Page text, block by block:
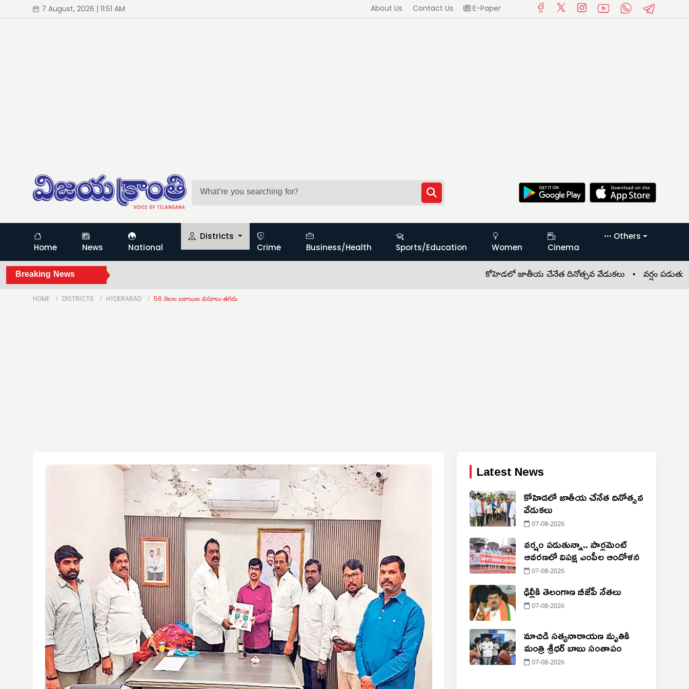
7 August, 2026 | 11:51 AM About Us Contact Us E-Paper
Home News National
Districts
Crime
Business/Health Sports/Education Women Cinema
Others
Breaking News కోహెడలో జాతీయ చేనేత దినోత్సవ వేడుకలు •వర్షం పడుతున్నా..
HOME DISTRICTS HYDERABAD 56 నెలల బకాయిల వసూలు తగదు
Latest News
కోహెడలో జాతీయ చేనేత దినోత్సవ
వేడుకలు
07-08-2026
వర్షం పడుతున్నా.. పార్లమెంట్
ఆవరణలో విపక్ష ఎంపీల ఆందోళన
07-08-2026
ఢిల్లీకి తెలంగాణ బీజేపీ నేతలు
07-08-2026
మాచిడి సత్యనారాయణ మృతికి
మంత్రి శ్రీధర్ బాబు సంతాపం
07-08-2026